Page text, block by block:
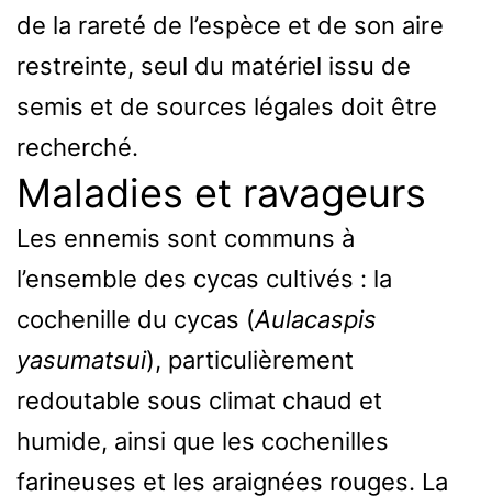
de la rareté de l’espèce et de son aire
restreinte, seul du matériel issu de
semis et de sources légales doit être
recherché.
Maladies et ravageurs
Les ennemis sont communs à
l’ensemble des cycas cultivés : la
cochenille du cycas (Aulacaspis
yasumatsui), particulièrement
redoutable sous climat chaud et
humide, ainsi que les cochenilles
farineuses et les araignées rouges. La